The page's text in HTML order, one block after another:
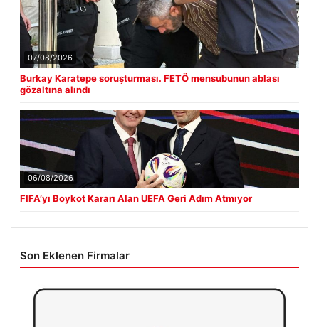
07/08/2026
Burkay Karatepe soruşturması. FETÖ mensubunun ablası
gözaltına alındı
06/08/2026
FIFA’yı Boykot Kararı Alan UEFA Geri Adım Atmıyor
Son Eklenen Firmalar